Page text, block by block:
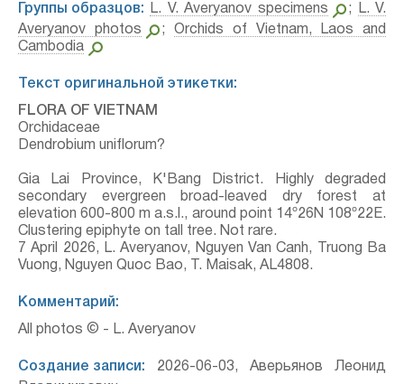
Группы образцов: L. V. Averyanov specimens ;
L. V.
Averyanov photos
;Orchids of Vietnam, Laos and
Cambodia
Текст оригинальной этикетки:
FLORA OF VIETNAM
Orchidaceae
Dendrobium uniflorum?
Gia Lai Province, K'Bang District. Highly degraded
secondary evergreen broad-leaved dry forest at
elevation 600-800 m a.s.l., around point 14º26N 108º22E.
Clustering epiphyte on tall tree. Not rare.
7 April 2026, L. Averyanov, Nguyen Van Canh, Truong Ba
Vuong, Nguyen Quoc Bao, T. Maisak, АL4808.
Комментарий:
All photos © - L. Averyanov
Создание записи: 2026-06-03, Аверьянов Леонид